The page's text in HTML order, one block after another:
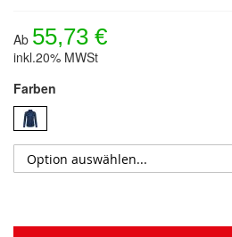
Ab 55,73 €
inkl.20% MWSt
Farben